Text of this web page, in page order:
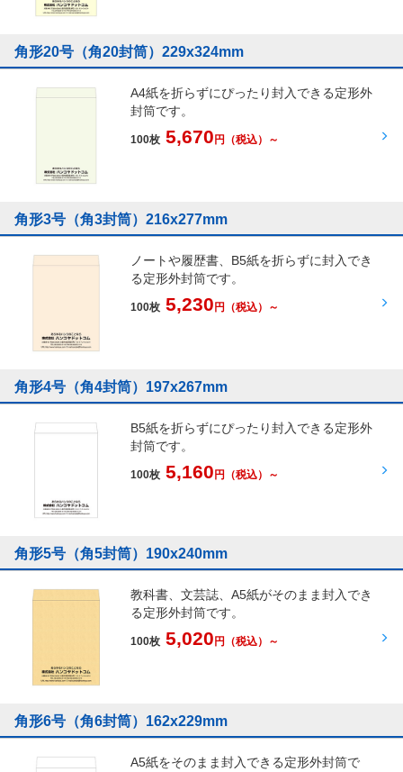
角形20号（角20封筒）229x324mm
A4紙を折らずにぴったり封入できる定形外
封筒です。
100枚 5,670 円 （税込）～
角形3号（角3封筒）216x277mm
ノートや履歴書、B5紙を折らずに封入でき
る定形外封筒です。
100枚 5,230 円 （税込）～
角形4号（角4封筒）197x267mm
B5紙を折らずにぴったり封入できる定形外
封筒です。
100枚 5,160円 （税込）～
角形5号（角5封筒）190x240mm
教科書、文芸誌、A5紙がそのまま封入でき
る定形外封筒です。
100枚 5,020 円 （税込）～
角形6号（角6封筒）162x229mm
A5紙をそのまま封入できる定形外封筒で